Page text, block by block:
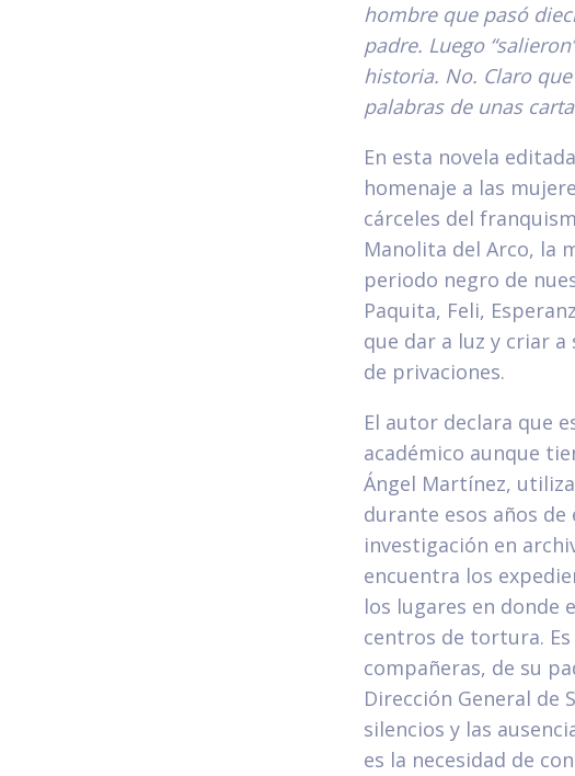
hombre que pasó
padre. Luego
historia. No. Claro
palabras de unas
En esta novela
homenaje a las
cárceles del
Manolita del Arco, la
periodo negro de
Paquita, Feli,
que dar a luz y criar
de privaciones.
El autor declara que
académico aunque
Ángel Martínez,
durante esos años
investigación en
encuentra los
los lugares en donde
centros de tortura.
compañeras, de su
Dirección General de
silencios y las
es la necesidad de